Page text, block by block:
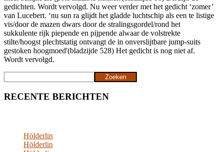
gedichten. Wordt vervolgd. Nu weer verder met het gedicht ‘zomer’
van Lucebert. ‘nu sun ra glijdt het gladde luchtschip als een te listige
vis/door de mazen dwars door de stralingsgordel/rond het
sukkulente rijk piepende en pijpende alwaar de volstrekte
stilte/hoogst plechtstatig ontvangt de in onverslijtbare jump-suits
gestoken hoogmoed'(bladzijde 528) Het gedicht is nog niet af.
Wordt vervolgd.
Zoeken
RECENTE BERICHTEN
Hölderlin
Hölderlin